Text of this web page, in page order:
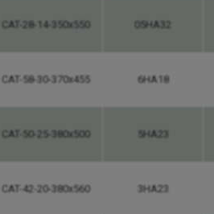
CAT-28-14-350x550 05HA32
CAT-58-30-370x455 6HA18
CAT-50-25-380x500 5HA23
CAT-42-20-380x560 3HA23